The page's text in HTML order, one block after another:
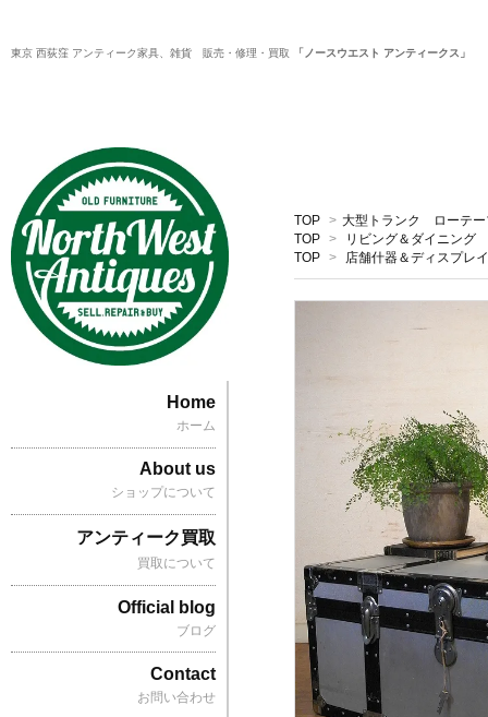
東京 西荻窪 アンティーク家具、雑貨 販売・修理・買取 「ノースウエスト アンティークス」
TOP > 大型トランク ローテー
TOP >
リビング＆ダイニング
TOP > 店舗什器＆ディスプレイ
Home
ホーム
About us
ショップについて
アンティーク買取
買取について
Official blog
ブログ
Contact
お問い合わせ